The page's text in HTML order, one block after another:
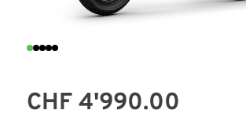
CHF 4'990.00